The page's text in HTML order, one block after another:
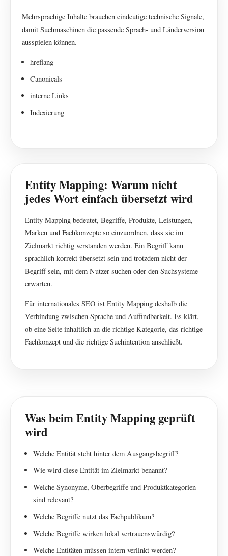
Mehrsprachige Inhalte brauchen eindeutige technische Signale,
damit Suchmaschinen die passende Sprach- und Länderversion
ausspielen können.
hreflang
Canonicals
interne Links
Indexierung
Entity Mapping: Warum nicht
jedes Wort einfach übersetzt wird
Entity Mapping bedeutet, Begriffe, Produkte, Leistungen,
Marken und Fachkonzepte so einzuordnen, dass sie im
Zielmarkt richtig verstanden werden. Ein Begriff kann
sprachlich korrekt übersetzt sein und trotzdem nicht der
Begriff sein, mit dem Nutzer suchen oder den Suchsysteme
erwarten.
Für internationales SEO ist Entity Mapping deshalb die
Verbindung zwischen Sprache und Auffindbarkeit. Es klärt,
ob eine Seite inhaltlich an die richtige Kategorie, das richtige
Fachkonzept und die richtige Suchintention anschließt.
Was beim Entity Mapping geprüft
wird
Welche Entität steht hinter dem Ausgangsbegriff?
Wie wird diese Entität im Zielmarkt benannt?
Welche Synonyme, Oberbegriffe und Produktkategorien
sind relevant?
Welche Begriffe nutzt das Fachpublikum?
Welche Begriffe wirken lokal vertrauenswürdig?
Welche Entitäten müssen intern verlinkt werden?